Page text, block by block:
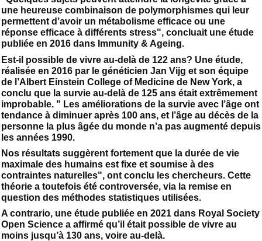
une heureuse combinaison de polymorphismes qui leur
permettent d’avoir un métabolisme efficace ou une
réponse efficace à différents stress", concluait une étude
publiée en 2016 dans Immunity & Ageing.
Est-il possible de vivre au-delà de 122 ans? Une étude,
réalisée en 2016 par le généticien Jan Vijg et son équipe
de l’Albert Einstein College of Medicine de New York, a
conclu que la survie au-delà de 125 ans était extrêmement
improbable. " Les améliorations de la survie avec l’âge ont
tendance à diminuer après 100 ans, et l’âge au décès de la
personne la plus âgée du monde n’a pas augmenté depuis
les années 1990.
Nos résultats suggèrent fortement que la durée de vie
maximale des humains est fixe et soumise à des
contraintes naturelles", ont conclu les chercheurs. Cette
théorie a toutefois été controversée, via la remise en
question des méthodes statistiques utilisées.
A contrario, une étude publiée en 2021 dans Royal Society
Open Science a affirmé qu’il était possible de vivre au
moins jusqu’à 130 ans, voire au-delà.